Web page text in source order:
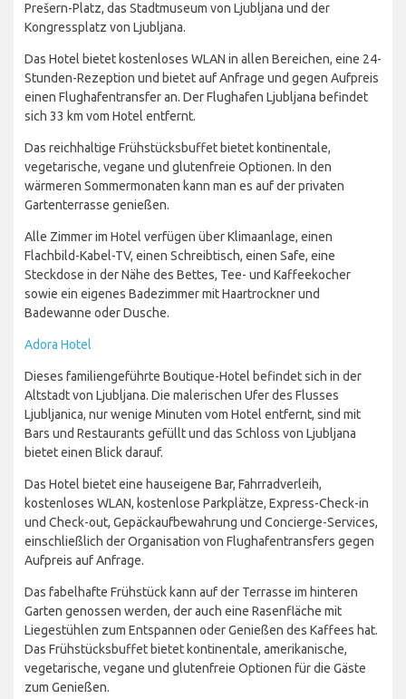
Prešern-Platz, das Stadtmuseum von Ljubljana und der
Kongressplatz von Ljubljana.
Das Hotel bietet kostenloses WLAN in allen Bereichen, eine 24-
Stunden-Rezeption und bietet auf Anfrage und gegen Aufpreis
einen Flughafentransfer an. Der Flughafen Ljubljana befindet
sich 33 km vom Hotel entfernt.
Das reichhaltige Frühstücksbuffet bietet kontinentale,
vegetarische, vegane und glutenfreie Optionen. In den
wärmeren Sommermonaten kann man es auf der privaten
Gartenterrasse genießen.
Alle Zimmer im Hotel verfügen über Klimaanlage, einen
Flachbild-Kabel-TV, einen Schreibtisch, einen Safe, eine
Steckdose in der Nähe des Bettes, Tee- und Kaffeekocher
sowie ein eigenes Badezimmer mit Haartrockner und
Badewanne oder Dusche.
Adora Hotel
Dieses familiengeführte Boutique-Hotel befindet sich in der
Altstadt von Ljubljana. Die malerischen Ufer des Flusses
Ljubljanica, nur wenige Minuten vom Hotel entfernt, sind mit
Bars und Restaurants gefüllt und das Schloss von Ljubljana
bietet einen Blick darauf.
Das Hotel bietet eine hauseigene Bar, Fahrradverleih,
kostenloses WLAN, kostenlose Parkplätze, Express-Check-in
und Check-out, Gepäckaufbewahrung und Concierge-Services,
einschließlich der Organisation von Flughafentransfers gegen
Aufpreis auf Anfrage.
Das fabelhafte Frühstück kann auf der Terrasse im hinteren
Garten genossen werden, der auch eine Rasenfläche mit
Liegestühlen zum Entspannen oder Genießen des Kaffees hat.
Das Frühstücksbuffet bietet kontinentale, amerikanische,
vegetarische, vegane und glutenfreie Optionen für die Gäste
zum Genießen.